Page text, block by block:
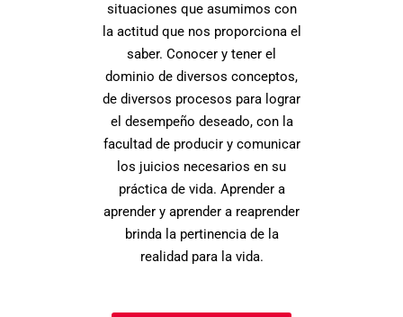
situaciones que asumimos con
la actitud que nos proporciona el
saber. Conocer y tener el
dominio de diversos conceptos,
de diversos procesos para lograr
el desempeño deseado, con la
facultad de producir y comunicar
los juicios necesarios en su
práctica de vida. Aprender a
aprender y aprender a reaprender
brinda la pertinencia de la
realidad para la vida.